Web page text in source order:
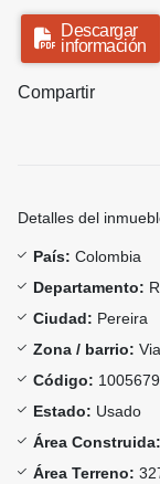
Descargar
información
Compartir
Detalles del
País: Colombia
Departamento:
Ciudad: Pereira
Zona / barrio:
Código:
Estado: Usado
Área Construida:
Área Terreno: